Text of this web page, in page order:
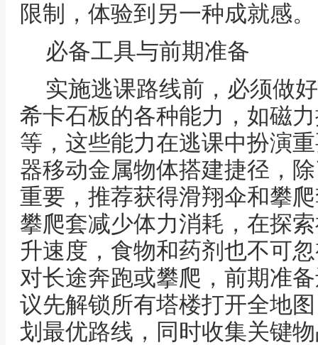
限制，体验到另一种成就感。
必备工具与前期准备
实施逃课路线前，必须做
希卡石板的各种能力，如磁
等，这些能力在逃课中扮演
器移动金属物体搭建捷径，
重要，推荐获得滑翔伞和攀
攀爬套减少体力消耗，在探
升速度，食物和药剂也不可
对长途奔跑或攀爬，前期准
议先解锁所有塔楼打开全地
划最优路线，同时收集关键